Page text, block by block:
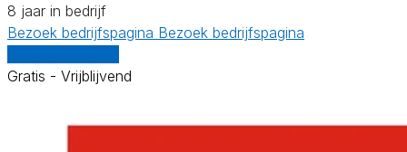
8 jaar in bedrijf
Bezoek bedrijfspagina Bezoek bedrijfspagina
Gratis - Vrijblijvend